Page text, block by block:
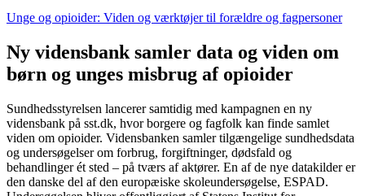
Unge og opioider: Viden og værktøjer til forældre og fagpersoner
Ny vidensbank samler data og viden om
børn og unges misbrug af opioider
Sundhedsstyrelsen lancerer samtidig med kampagnen en ny
vidensbank på sst.dk, hvor borgere og fagfolk kan finde samlet
viden om opioider. Vidensbanken samler tilgængelige sundhedsdata
og undersøgelser om forbrug, forgiftninger, dødsfald og
behandlinger ét sted – på tværs af aktører. En af de nye datakilder er
den danske del af den europæiske skoleundersøgelse, ESPAD.